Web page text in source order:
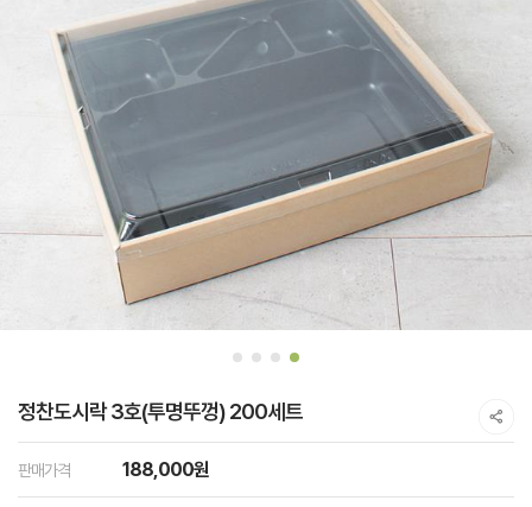
정찬도시락 3호(투명뚜껑) 200세트
판매가격 188,000원